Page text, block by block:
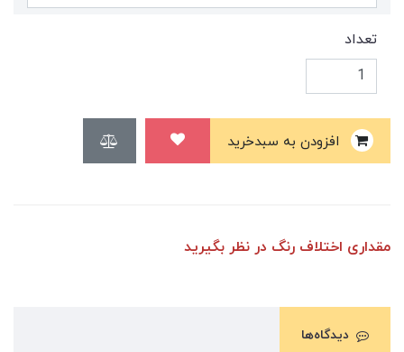
تعداد
مقداری اختلاف رنگ در نظر بگیرید
دیدگاه‌ها